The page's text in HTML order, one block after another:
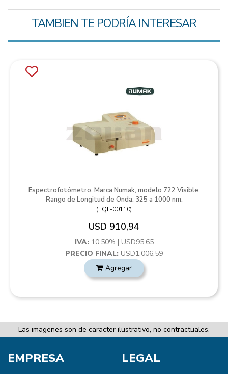
TAMBIEN TE PODRÍA INTERESAR
Espectrofotómetro. Marca Numak, modelo 722 Visible.
Rango de Longitud de Onda: 325 a 1000 nm.
(EQL-00110)
USD 910,94
IVA: 10,50% | USD95,65
PRECIO FINAL: USD1.006,59
Agregar
Las imagenes son de caracter ilustrativo, no contractuales.
EMPRESA LEGAL